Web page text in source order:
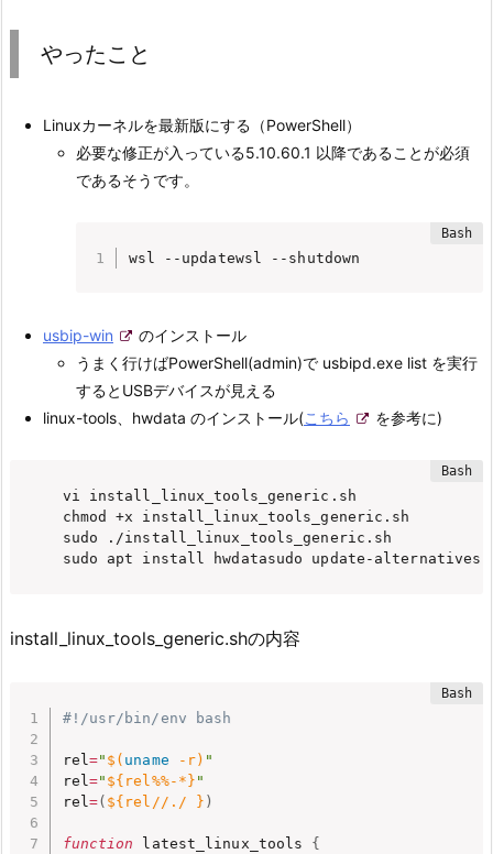
やったこと
Linuxカーネルを最新版にする（PowerShell）
必要な修正が入っている5.10.60.1 以降であることが必須
であるそうです。
wsl --updatewsl --shutdown
usbip-win
のインストール
うまく行けばPowerShell(admin)で usbipd.exe list を実行
するとUSBデバイスが見える
linux-tools、hwdata のインストール(こちら を参考に)
vi install_linux_tools_generic.sh
chmod +x install_linux_tools_generic.sh
sudo ./install_linux_tools_generic.sh
sudo apt install hwdatasudo update-
install_linux_tools_generic.shの内容
#!/usr/bin/env bash
rel =" $( uname -r) "
rel =" ${rel%%-*} "
rel =( ${rel//./ } )
function latest_linux_tools {